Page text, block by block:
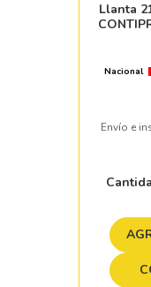
Llanta
Nacional
Envío e